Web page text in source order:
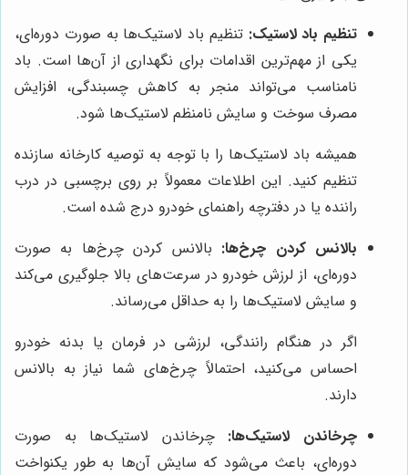
تنظیم باد لاستیک: تنظیم باد لاستیک‌ها به صورت دوره‌ای،
یکی از مهم‌ترین اقدامات برای نگهداری از آن‌ها است. باد
نامناسب می‌تواند منجر به کاهش چسبندگی، افزایش
مصرف سوخت و سایش نامنظم لاستیک‌ها شود.
همیشه باد لاستیک‌ها را با توجه به توصیه کارخانه سازنده
تنظیم کنید. این اطلاعات معمولاً بر روی برچسبی در درب
راننده یا در دفترچه راهنمای خودرو درج شده است.
بالانس کردن چرخ‌ها: بالانس کردن چرخ‌ها به صورت
دوره‌ای، از لرزش خودرو در سرعت‌های بالا جلوگیری می‌کند
و سایش لاستیک‌ها را به حداقل می‌رساند.
اگر در هنگام رانندگی، لرزشی در فرمان یا بدنه خودرو
احساس می‌کنید، احتمالاً چرخ‌های شما نیاز به بالانس
دارند.
چرخاندن لاستیک‌ها: چرخاندن لاستیک‌ها به صورت
دوره‌ای، باعث می‌شود که سایش آن‌ها به طور یکنواخت